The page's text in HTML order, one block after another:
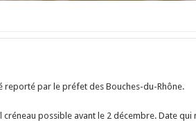
reporté par le préfet des Bouches-du-Rhône.
possible avant le 2 décembre. Date qui